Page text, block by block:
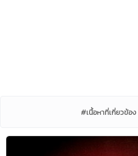
#เนื้อหาที่เกี่ยวข้อง